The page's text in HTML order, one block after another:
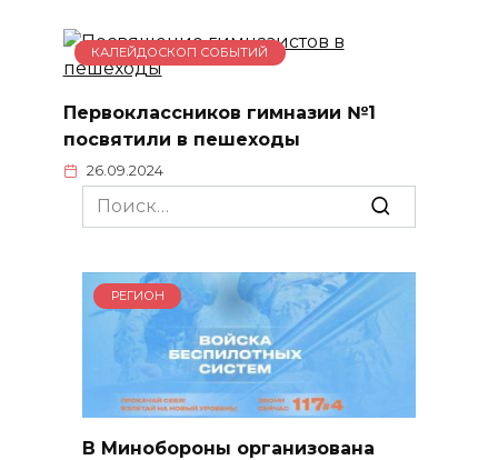
КАЛЕЙДОСКОП СОБЫТИЙ
Первоклассников гимназии №1
посвятили в пешеходы
26.09.2024
Search
for:
РЕГИОН
В Минобороны организована